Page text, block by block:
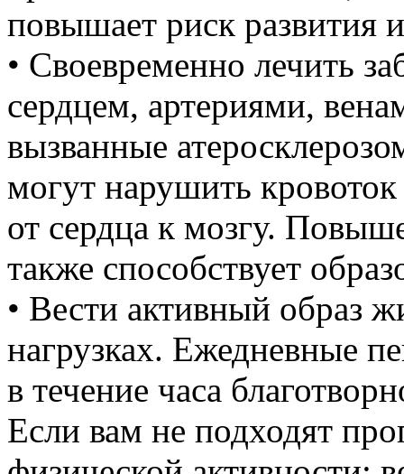
повышает риск развития
• Своевременно лечить
сердцем, артериями,
вызванные
могут нарушить
от сердца к мозгу.
также способствует
• Вести активный образ
нагрузках. Ежедневные
в течение часа
Если вам не подходят